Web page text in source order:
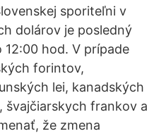
sporiteľni v
dolárov je posledný
12:00 hod. V prípade
forintov,
lei, kanadských
švajčiarskych frankov a
že zmena